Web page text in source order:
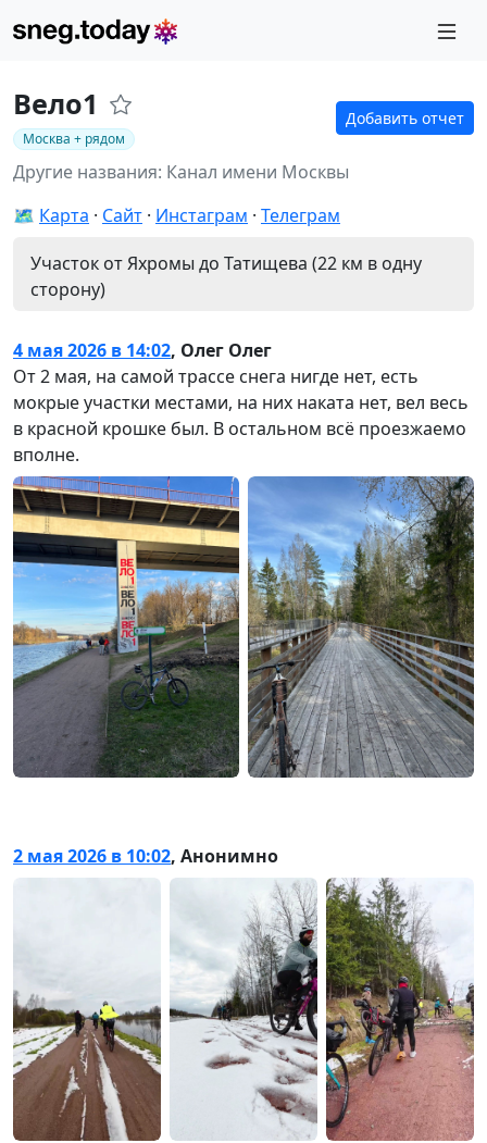
Вело1
Москва + рядом
Добавить отчет
Другие названия: Канал имени Москвы
🗺️ Карта Сайт Инстаграм Телеграм
Участок от Яхромы до Татищева (22 км в одну
сторону)
4 мая 2026 в 14:02, Олег Олег
От 2 мая, на самой трассе снега нигде нет, есть
мокрые участки местами, на них наката нет, вел весь
в красной крошке был. В остальном всё проезжаемо
вполне.
2 мая 2026 в 10:02, Анонимно